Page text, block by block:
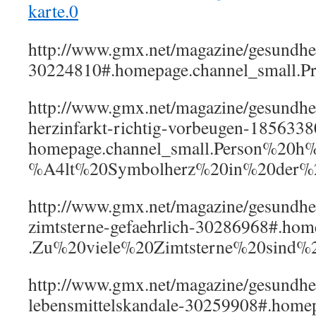
karte.0
http://www.gmx.net/magazine/
http://www.gmx.net/magazine/
herzinfarkt-richtig-vorbeugen-
http://www.gmx.net/magazine/
zimtsterne-gefaehrlich-
http://www.gmx.net/magazine/
lebensmittelskandale-